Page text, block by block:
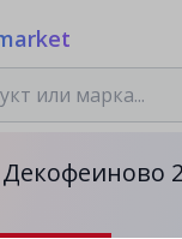
Декофеиново